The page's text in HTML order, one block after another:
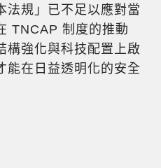
法規」已不足以應對當
TNCAP 制度的推動
構強化與科技配置上啟
能在日益透明化的安全